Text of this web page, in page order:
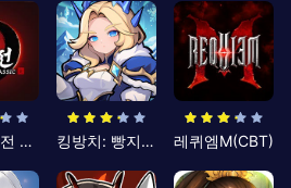
조선협객전 클래식 킹방치: 빵지의 제왕 레퀴엠M(CBT)